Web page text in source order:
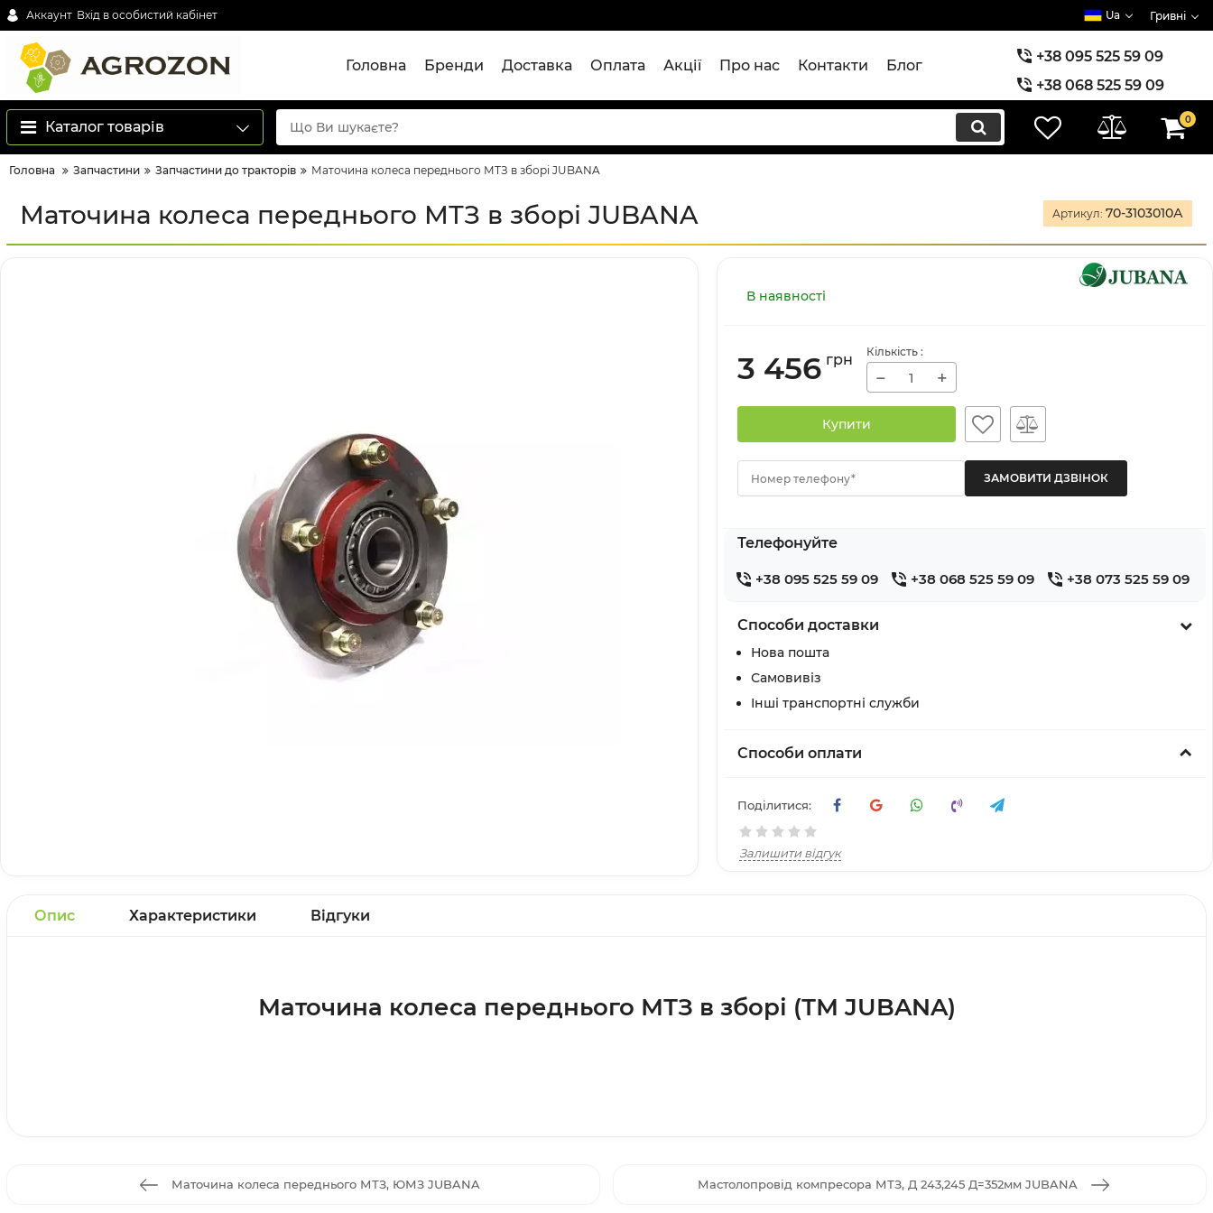
Аккаунт Вхід в особистий кабінет Ua Гривні
Головна Бренди Доставка Оплата Акції Про нас Контакти Блог
+38 095 525 59 09
+38 068 525 59 09
+38 073 525 59 09
Каталог товарів 0
Головна Запчастини Запчастини до тракторів Маточина колеса переднього МТЗ в зборі JUBANA
Маточина колеса переднього МТЗ в зборі JUBANA Артикул: 70-3103010А
В наявності
3 456 грн Кількість :
− +
Купити
Номер телефону*
Телефонуйте
+38 095 525 59 09 +38 068 525 59 09 +38 073 525 59 09
Способи доставки
Нова пошта
Самовивіз
Інші транспортні служби
Способи оплати
Поділитися:
Залишити відгук
Опис Характеристики Відгуки
Маточина колеса переднього МТЗ в зборі (ТМ JUBANA)
Маточина колеса переднього МТЗ, ЮМЗ JUBANA Мастолопровід компресора МТЗ, Д 243,245 Д=352мм JUBANA